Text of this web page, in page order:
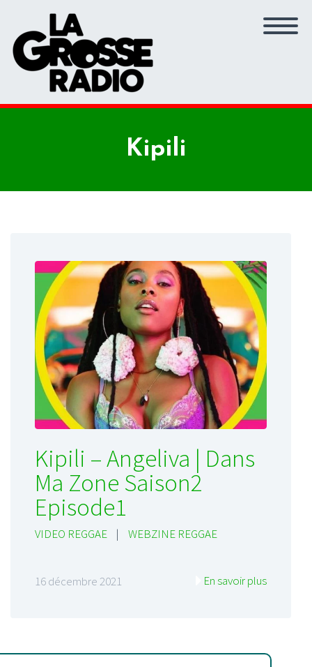
Kipili
Kipili – Angeliva | Dans
Ma Zone Saison2
Episode1
VIDEO REGGAE | WEBZINE REGGAE
16 décembre 2021 En savoir plus